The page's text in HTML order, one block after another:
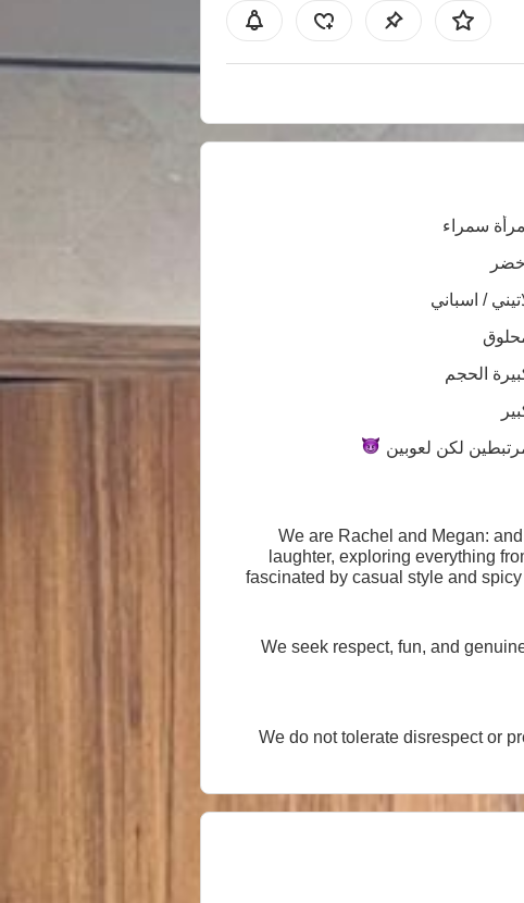
امرأة سمراء
أخضر
/ اسباني
الحجم
لكن لعوبين
We are Rachel and Megan:
laughter, exploring everything from the romantic to the daring. I,
fascinated by casual style and
We seek respect, fun, and
We do not tolerate disrespect or